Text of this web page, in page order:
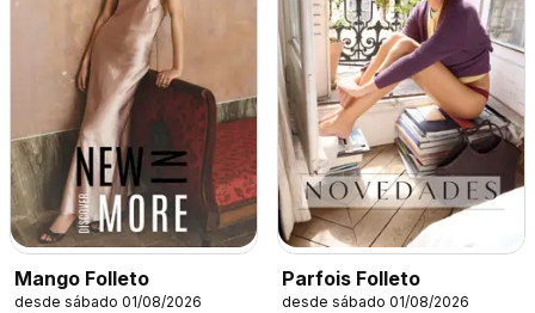
Mango Folleto
desde sábado 01/08/2026
Parfois Folleto
desde sábado 01/08/2026